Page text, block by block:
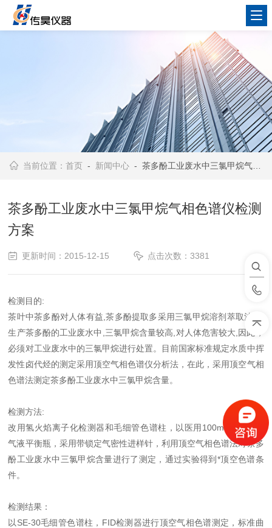
当前位置：首页 - 新闻中心 - 茶多酚工业废水中三氯甲烷气相色谱仪检测方案
茶多酚工业废水中三氯甲烷气相色谱仪检测
方案
更新时间：2015-12-15 点击次数：3381
检测目的:
茶叶中茶多酚对人体有益,茶多酚提取多采用三氯甲烷溶剂萃取法,但
生产茶多酚的工业废水中,三氯甲烷含量较高,对人体危害较大,因此，
必须对工业废水中的三氯甲烷进行处置。目前国家标准规定水质中挥
发性卤代烃的测定采用顶空气相色谱仪分析法，在此，采用顶空气相
色谱法测定茶多酚工业废水中三氯甲烷含量。
检测方法:
改用氢火焰离子化检测器和毛细管色谱柱，以医用100mL输液瓶为
气液平衡瓶，采用带锁定气密性进样针，利用顶空气相色谱法对茶多
酚工业废水中三氯甲烷含量进行了测定，通过实验得到*顶空色谱条
件。
检测结果：
以SE-30毛细管色谱柱，FID检测器进行顶空气相色谱测定，标准曲